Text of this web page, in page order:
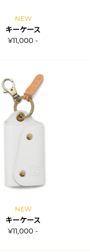
NEW
キーケース
¥11,000 -
NEW
キーケース
¥11,000 -